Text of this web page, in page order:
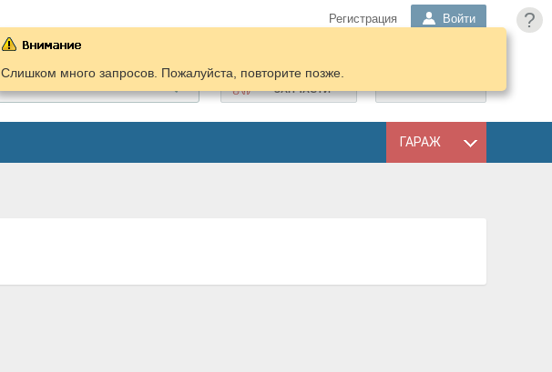
?
Регистрация Войти
ПОДОБРАТЬ
ЗАПЧАСТИ
ГАРАЖ
Слишком много запросов. Пожалуйста, повторите позже.